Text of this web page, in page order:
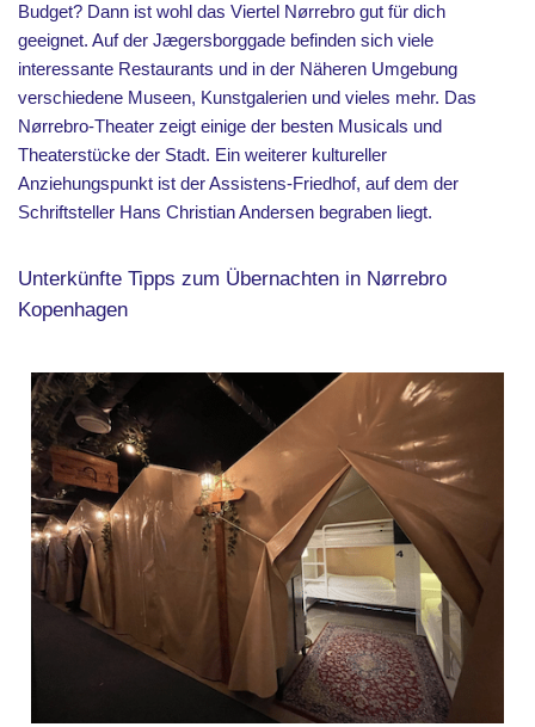
Budget? Dann ist wohl das Viertel Nørrebro gut für dich
geeignet. Auf der Jægersborggade befinden sich viele
interessante Restaurants und in der Näheren Umgebung
verschiedene Museen, Kunstgalerien und vieles mehr. Das
Nørrebro-Theater zeigt einige der besten Musicals und
Theaterstücke der Stadt. Ein weiterer kultureller
Anziehungspunkt ist der Assistens-Friedhof, auf dem der
Schriftsteller Hans Christian Andersen begraben liegt.
Unterkünfte Tipps zum Übernachten in Nørrebro
Kopenhagen